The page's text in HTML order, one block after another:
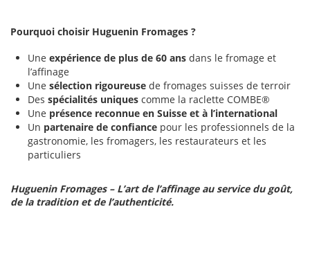
Pourquoi choisir Huguenin Fromages ?
Une expérience de plus de 60 ans dans le fromage et
l’affinage
Une sélection rigoureuse de fromages suisses de terroir
Des spécialités uniques comme la raclette COMBE®
Une présence reconnue en Suisse et à l’international
Un partenaire de confiance pour les professionnels de la
gastronomie, les fromagers, les restaurateurs et les
particuliers
Huguenin Fromages – L’art de l’affinage au service du goût,
de la tradition et de l’authenticité.